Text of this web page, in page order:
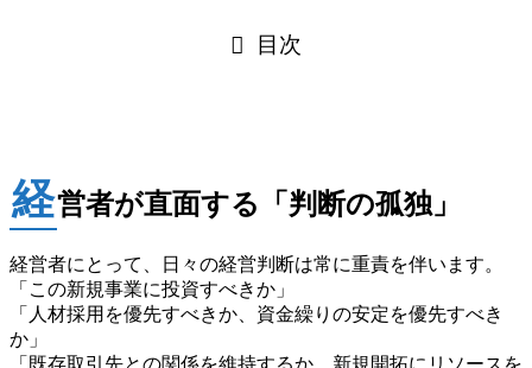
目次
経営者が直面する「判断の孤独」
経営者にとって、日々の経営判断は常に重責を伴います。
「この新規事業に投資すべきか」
「人材採用を優先すべきか、資金繰りの安定を優先すべき
か」